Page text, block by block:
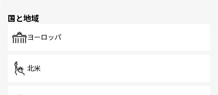
で、ホーカーズは地元の風情を楽しめる外せないスポット
国と地域
ヨーロッパ
北米